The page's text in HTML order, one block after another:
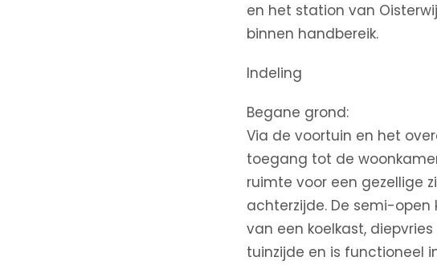
en het station van
binnen handbereik.
Indeling
Begane grond:
Via de voortuin en het
toegang tot de
ruimte voor een gezellige
achterzijde. De semi-open
van een koelkast,
tuinzijde en is functioneel